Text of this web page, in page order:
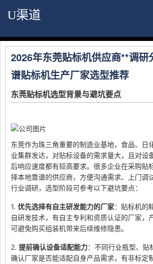
U渠道
2026年东莞贴标机供应商**调研
谱贴标机生产厂家选型推荐
东莞贴标机选型背景与避坑要点
东莞作为珠三角重要的制造业基地，食品、日
业集群发达，对贴标设备的需求量大，且对设
后响应速度都有较高要求。很多企业在采购贴
择本地靠谱的供应商，方便沟通需求、上门调
行业调研，选型阶段可参考以下避坑要点：
1. 优先选择有自主研发能力的厂家：贴标机的
自研发技术，有自主专利和资质认证的厂家，
可避免购买组装机带来后续维修隐患。
2. 提前确认设备适配能力：不同行业瓶型、贴
确认厂家是否能适配自身产品需求，有非标定